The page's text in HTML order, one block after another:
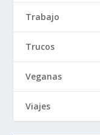
Trabajo
Trucos
Veganas
Viajes